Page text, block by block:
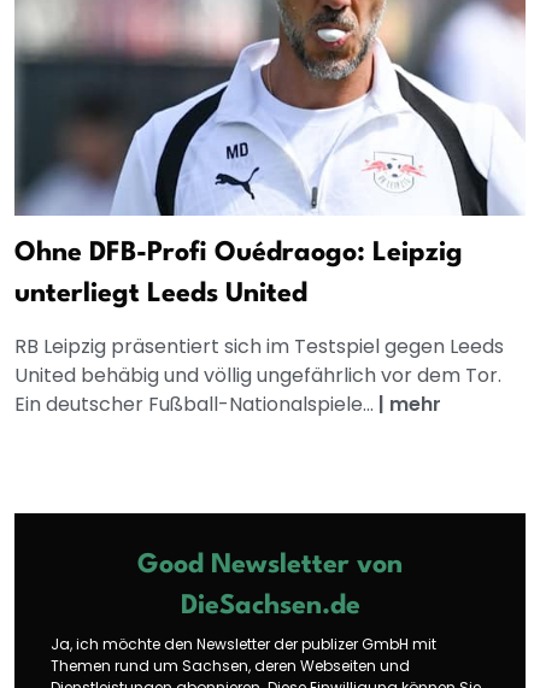
Ohne DFB-Profi Ouédraogo: Leipzig
unterliegt Leeds United
RB Leipzig präsentiert sich im Testspiel gegen Leeds
United behäbig und völlig ungefährlich vor dem Tor.
Ein deutscher Fußball-Nationalspiele... | mehr
Good Newsletter von
DieSachsen.de
Ja, ich möchte den Newsletter der publizer GmbH mit
Themen rund um Sachsen, deren Webseiten und